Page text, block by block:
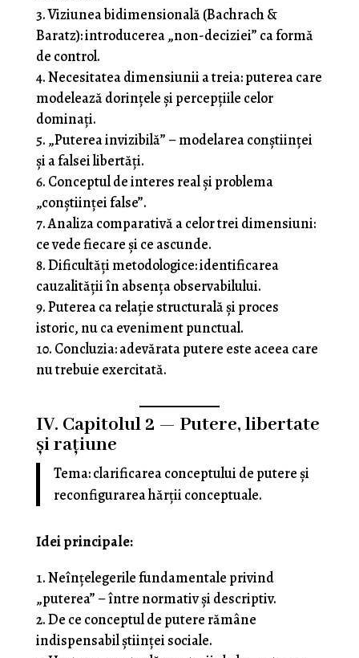
Viziunea bidimensională (Bachrach &
Baratz): introducerea „non-deciziei” ca formă
de control.
Necesitatea dimensiunii a treia: puterea care
modelează dorințele și percepțiile celor
dominați.
„Puterea invizibilă” – modelarea conștiinței
și a falsei libertăți.
Conceptul de interes real și problema
„conștiinței false”.
Analiza compara­tivă a celor trei dimensiuni:
ce vede fiecare și ce ascunde.
Dificultăți metodologice: identificarea
cauzalității în absența observabilului.
Puterea ca relație structurală și proces
istoric, nu ca eveniment punctual.
Concluzia: adevărata putere este aceea care
nu trebuie exercitată.
IV. Capitolul 2 — Putere, libertate
și rațiune
Tema: clarificarea conceptului de putere și
reconfigurarea hărții conceptuale.
Idei principale:
Neînțelegerile fundamentale privind
„puterea” – între normativ și descriptiv.
De ce conceptul de putere rămâne
indispensabil științei sociale.